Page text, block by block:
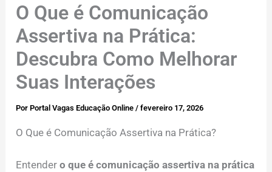
O Que é Comunicação
Assertiva na Prática:
Descubra Como Melhorar
Suas Interações
PorPortal Vagas Educação Online/fevereiro 17, 2026
O Que é Comunicação Assertiva na Prática?
Entendero que é comunicação assertiva na prática